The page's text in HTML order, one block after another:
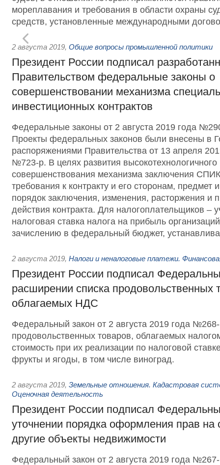
мореплавания и требования в области охраны
средств, установленные международными
2 августа 2019, Общие вопросы промышленной политики
Президент России подписал
Правительством федеральные законы о
совершенствовании механизма
инвестиционных контрактов
Федеральные законы от 2 августа 2019 года
Проекты федеральных законов были внесены в
распоряжениями Правительства от 13 апреля
№723-р. В целях развития высокотехнологичного
совершенствования механизма заключения
требования к контракту и его сторонам, предмет
порядок заключения, изменения, расторжения и
действия контракта. Для налогоплательщиков –
налоговая ставка налога на прибыль
зачислению в федеральный бюджет,
2 августа 2019, Налоги и неналоговые платежи.
Президент России подписал
расширении списка продовольственных
облагаемых НДС
Федеральный закон от 2 августа 2019 года
продовольственных товаров, облагаемых
стоимость при их реализации по налоговой
фрукты и ягоды, в том числе виноград.
2 августа 2019, Земельные отношения. Кадастровая
Оценочная деятельность
Президент России подписал
уточнении порядка оформления прав
другие объекты недвижимости
Федеральный закон от 2 августа 2019 года